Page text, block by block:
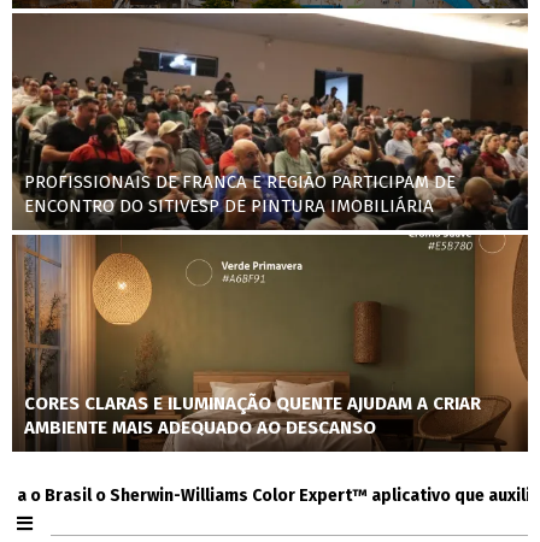
PROFISSIONAIS DE FRANCA E REGIÃO PARTICIPAM DE
ENCONTRO DO SITIVESP DE PINTURA IMOBILIÁRIA
CORES CLARAS E ILUMINAÇÃO QUENTE AJUDAM A CRIAR
AMBIENTE MAIS ADEQUADO AO DESCANSO
o Sherwin-Williams Color Expert™ aplicativo que auxilia